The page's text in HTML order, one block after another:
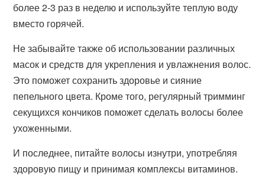
более 2-3 раз в неделю и используйте теплую воду
вместо горячей.
Не забывайте также об использовании различных
масок и средств для укрепления и увлажнения волос.
Это поможет сохранить здоровье и сияние
пепельного цвета. Кроме того, регулярный тримминг
секущихся кончиков поможет сделать волосы более
ухоженными.
И последнее, питайте волосы изнутри, употребляя
здоровую пищу и принимая комплексы витаминов.